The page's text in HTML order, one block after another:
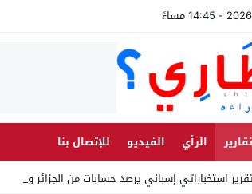
الرأي الفيديو
للإتصال بنا
استخباراتي إسباني يرصد حسابات من الجزائر وأرقاما بـ”2 _